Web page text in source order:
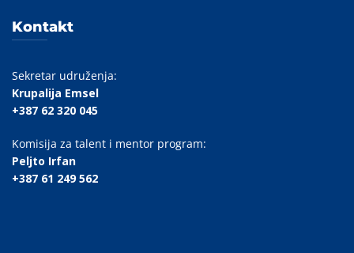
Kontakt
Sekretar udruženja:
Krupalija Emsel
+387 62 320 045
Komisija za talent i mentor program:
Peljto Irfan
+387 61 249 562